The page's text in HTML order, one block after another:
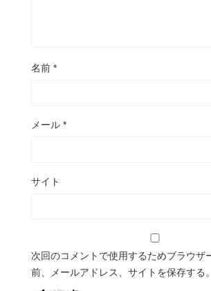
名前 *
メール *
サイト
次回のコメントで使用するためブラウザ
前、メールアドレス、サイトを保存する。